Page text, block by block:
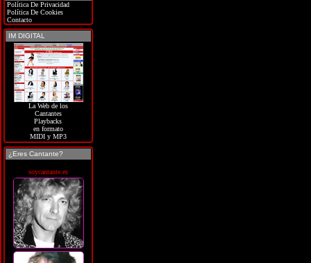
Política De Privacidad
Política De Cookies
Contacto
IM DIGITAL
La Web de los
Cantantes
Playbacks
en formato
MIDI y MP3
¿Eres Cantante?
soycantante.es